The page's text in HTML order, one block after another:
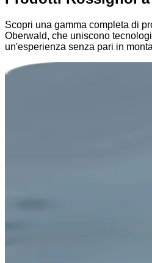
Scopri una gamma completa di
Oberwald, che uniscono
un'esperienza senza pari in